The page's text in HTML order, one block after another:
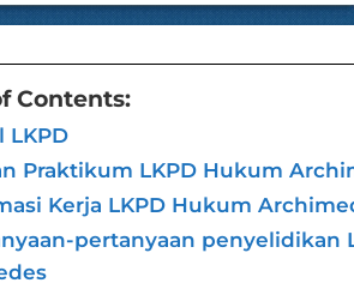
Contents:
LKPD
Praktikum LKPD Hukum
Kerja LKPD Hukum
pertanyaan penyelidikan